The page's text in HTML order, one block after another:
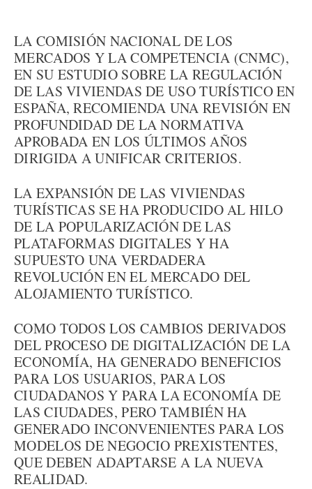
LA COMISIÓN NACIONAL DE LOS
MERCADOS Y LA COMPETENCIA (CNMC),
EN SU ESTUDIO SOBRE LA REGULACIÓN
DE LAS VIVIENDAS DE USO TURÍSTICO EN
ESPAÑA, RECOMIENDA UNA REVISIÓN EN
PROFUNDIDAD DE LA NORMATIVA
APROBADA EN LOS ÚLTIMOS AÑOS
DIRIGIDA A UNIFICAR CRITERIOS.
LA EXPANSIÓN DE LAS VIVIENDAS
TURÍSTICAS SE HA PRODUCIDO AL HILO
DE LA POPULARIZACIÓN DE LAS
PLATAFORMAS DIGITALES Y HA
SUPUESTO UNA VERDADERA
REVOLUCIÓN EN EL MERCADO DEL
ALOJAMIENTO TURÍSTICO.
COMO TODOS LOS CAMBIOS DERIVADOS
DEL PROCESO DE DIGITALIZACIÓN DE LA
ECONOMÍA, HA GENERADO BENEFICIOS
PARA LOS USUARIOS, PARA LOS
CIUDADANOS Y PARA LA ECONOMÍA DE
LAS CIUDADES, PERO TAMBIÉN HA
GENERADO INCONVENIENTES PARA LOS
MODELOS DE NEGOCIO PREXISTENTES,
QUE DEBEN ADAPTARSE A LA NUEVA
REALIDAD.